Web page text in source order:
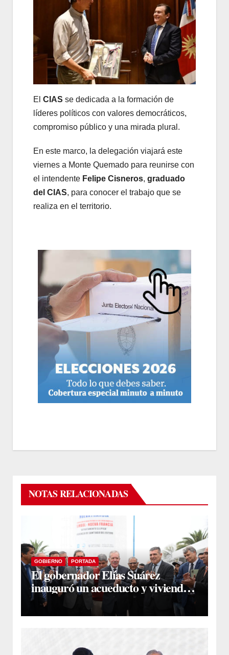
El CIAS se dedicada a la formación de
líderes políticos con valores democráticos,
compromiso público y una mirada plural.
En este marco, la delegación viajará este
viernes a Monte Quemado para reunirse con
el intendente Felipe Cisneros, graduado
del CIAS, para conocer el trabajo que se
realiza en el territorio.
NOTAS RELACIONADAS
GOBIERNO PORTADA
El gobernador Elías Suárez
inauguró un acueducto y viviendas
sociales en El Simbol y Nueva
Francia